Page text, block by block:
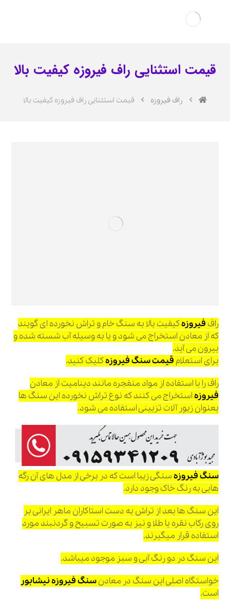
قیمت استثنایی راف فیروزه کیفیت بالا
راف فیروزه قیمت استثنایی راف فیروزه کیفیت بالا
راف فیروزهکیفیت بالا به سنگ خام و تراش نخورده ای گویند
که از معادن استخراج می شود و یا به وسیله آب شسته شده و
بیرون می آید.
برای استعلام قیمت سنگ فیروزهکلیک کنید.
راف را با استفاده از مواد منفجره مانند دینامیت از معادن
فیروزهاستخراج می کنند که نوع تراش نخورده این سنگ ها
بعنوان زیور آلات تزیینی استفاده می شود.
سنگ فیروزهسنگی زیبا است که در برخی از مدل های آن رگه
هایی به رنگ خاک وجود دارد.
این سنگ ها بعد از تراش به دست استاکاران ماهر ایرانی بر
روی رکاب نقره یا طلا و نیز به صورت تسبیح و گردنبند مورد
استفاده قرار میگیرند.
این سنگ در دو رنگ آبی و سبز موجود میباشد.
خواستگاه اصلی این سنگ در معادنسنگ فیروزهنیشابور
است.